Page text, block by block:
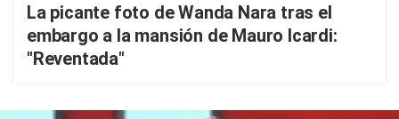
La picante foto de Wanda Nara tras el
embargo a la mansión de Mauro Icardi:
"Reventada"